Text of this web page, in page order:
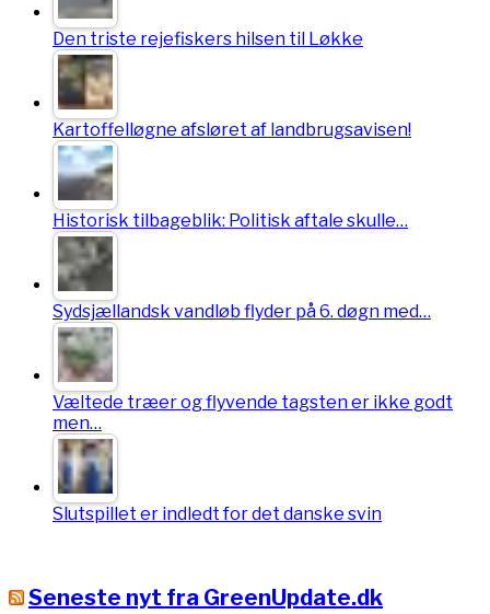
Den triste rejefiskers hilsen til Løkke
Kartoffelløgne afsløret af landbrugsavisen!
Historisk tilbageblik: Politisk aftale skulle…
Sydsjællandsk vandløb flyder på 6. døgn med…
Væltede træer og flyvende tagsten er ikke godt
men…
Slutspillet er indledt for det danske svin
Seneste nyt fra GreenUpdate.dk